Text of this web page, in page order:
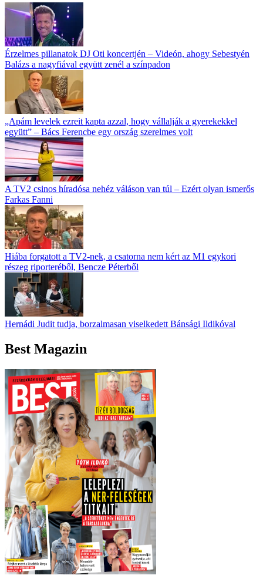
Érzelmes pillanatok DJ Oti koncertjén – Videón, ahogy Sebestyén
Balázs a nagyfiával együtt zenél a színpadon
„Apám levelek ezreit kapta azzal, hogy vállalják a gyerekekkel
együtt” – Bács Ferencbe egy ország szerelmes volt
A TV2 csinos híradósa nehéz váláson van túl – Ezért olyan ismerős
Farkas Fanni
Hiába forgatott a TV2-nek, a csatorna nem kért az M1 egykori
részeg riporteréből, Bencze Péterből
Hernádi Judit tudja, borzalmasan viselkedett Bánsági Ildikóval
Best Magazin